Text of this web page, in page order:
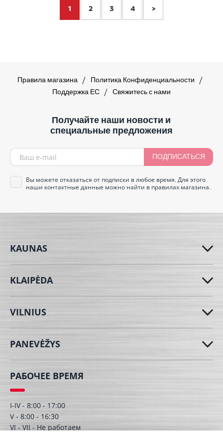
1 2 3 4 >
Правила магазина
Политика Конфиденциальности
Поддержка ЕС
Свяжитесь с нами
Получайте наши новости и
специальные предложения
ПОДПИСАТЬСЯ
Вы можете отказаться от подписки в любое время. Для этого
наши контактные данные можно найти в правилах магазина.
KAUNAS
KLAIPĖDA
VILNIUS
PANEVĖŽYS
РАБОЧЕЕ ВРЕМЯ
I-IV - 8:00 - 17:00
V - 8:00 - 16:30
VI - VII - Hе работаем